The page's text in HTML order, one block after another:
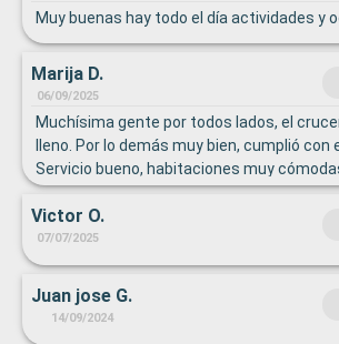
Muy buenas hay todo el día actividades y
Marija D.
06/09/2025
Muchísima gente por todos lados, el
lleno. Por lo demás muy bien, cumplió con
Servicio bueno, habitaciones muy
cuerdas y parque acuático una pasada
adultos), el kids club les encantó también.
Victor O.
07/07/2025
Juan jose G.
14/09/2024